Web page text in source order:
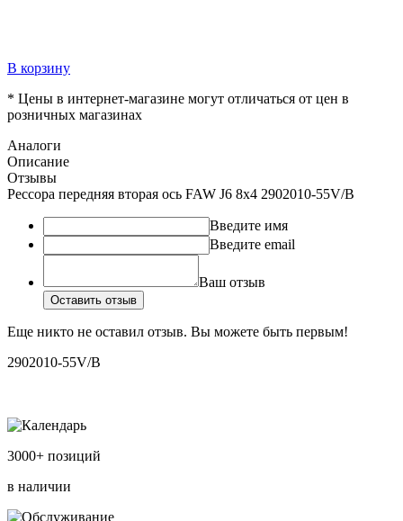
В корзину
* Цены в интернет-магазине могут отличаться от цен в
розничных магазинах
Аналоги
Описание
Отзывы
Рессора передняя вторая ось FAW J6 8x4 2902010-55V/B
Введите имя
Введите email
Ваш отзыв
Оставить отзыв
Еще никто не оставил отзыв. Вы можете быть первым!
2902010-55V/B
3000+ позиций
в наличии